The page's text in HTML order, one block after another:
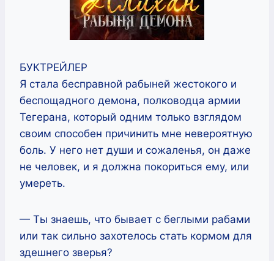
БУКТРЕЙЛЕР
Я стала бесправной рабыней жестокого и
беспощадного демона, полководца армии
Тегерана, который одним только взглядом
своим способен причинить мне невероятную
боль. У него нет души и сожаленья, он даже
не человек, и я должна покориться ему, или
умереть.
— Ты знаешь, что бывает с беглыми рабами
или так сильно захотелось стать кормом для
здешнего зверья?